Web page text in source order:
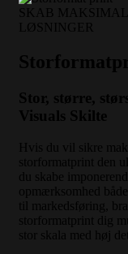
SKAB
LØSNINGER
Stor, større,
Visuals Skilte
Hvis du vil sikre
storformatprint den
du skabe
opmærksomhed
til markedsføring,
storformatprint dig
stor skala med høj